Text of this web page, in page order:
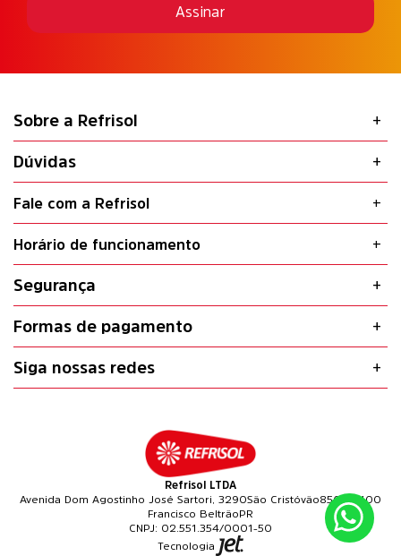
Assinar
Sobre a Refrisol
Dúvidas
Fale com a Refrisol
Horário de funcionamento
Segurança
Formas de pagamento
Siga nossas redes
Refrisol LTDA
Avenida Dom Agostinho José Sartori, 3290São Cristóvão85601-400
Francisco BeltrãoPR
02.551.354/0001-50
Tecnologia